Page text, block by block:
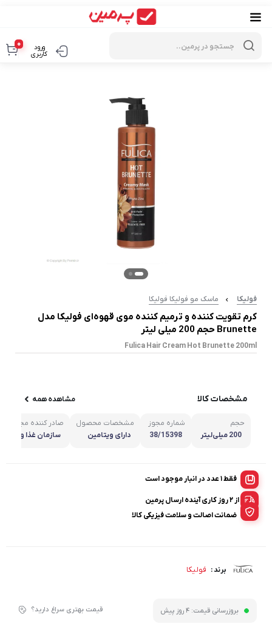
ورود
کاربری
0
فولیکا ماسک مو فولیکا فولیکا
کرم تقویت کننده و ترمیم کننده موی قهوه‌ای فولیکا مدل
Brunette حجم 200 میلی لیتر
Fulica Hair Cream Hot Brunette 200ml
مشخصات کالا مشاهده همه
حجم
200 میلی‌لیتر
شماره مجوز
38/15398
مشخصات محصول
دارای ویتامین
صادر کننده مجوز
سازمان غذا و دارو
فقط 1 عدد در انبار موجود است
از ۲ روز کاری آینده ارسال پرمین
ضمانت اصالت و سلامت فیزیکی کالا
برند : فولیکا
بروزرسانی قیمت: 4 روز پیش قیمت بهتری سراغ دارید؟